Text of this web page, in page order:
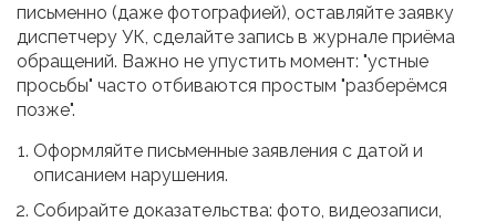
письменно (даже фотографией), оставляйте заявку
диспетчеру УК, сделайте запись в журнале приёма
обращений. Важно не упустить момент: "устные
просьбы" часто отбиваются простым "разберёмся
позже".
Оформляйте письменные заявления с датой и
описанием нарушения.
Собирайте доказательства: фото, видеозаписи,